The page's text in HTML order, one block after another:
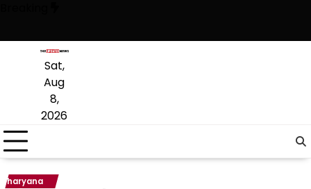
content
Sat,
Aug
8,
2026
haryana